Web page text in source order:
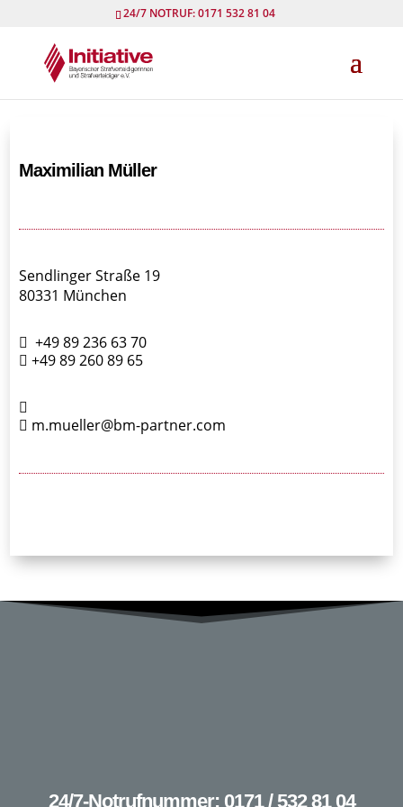
24/7 NOTRUF: 0171 532 81 04
Maximilian Müller
Sendlinger Straße 19
80331 München
+49 89 236 63 70
+49 89 260 89 65
m.mueller@bm-partner.com
24/7-Notrufnummer: 0171 / 532 81 04